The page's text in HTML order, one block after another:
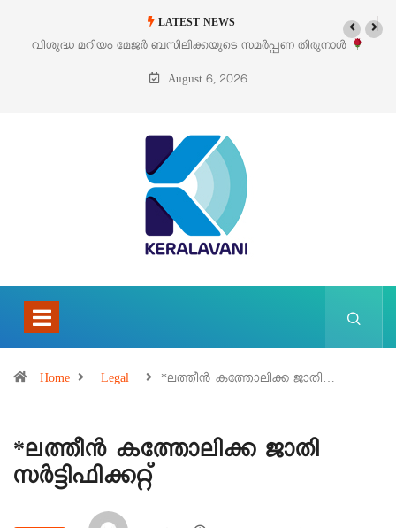
LATEST NEWS
വിശുദ്ധ മറിയം മേജർ ബസിലിക്കയുടെ സമർപ്പണ തിരുനാൾ
ഓഗസ്റ്റ് 5 –
August 6, 2026
Home Legal *ലത്തീൻ കത്തോലിക്ക ജാതി…
*ലത്തീൻ കത്തോലിക്ക ജാതി
സർട്ടിഫിക്കറ്റ്